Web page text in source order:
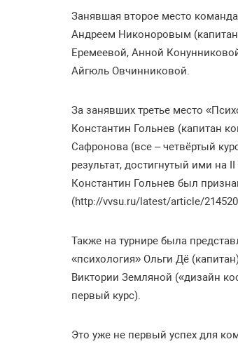
Занявшая второе место
Андреем Никоноровым
Еремеевой, Анной
Айгюль Овчинниковой.
За занявших третье место
Константин Гольнев (капитан
Сафронова (все – четвёртый
результат, достигнутый ими на
Константин Гольнев был
(http://vvsu.ru/latest/article/
Также на турнире была
«психология» Ольги Дё
Виктории Земляной («дизайн
первый курс).
Это уже не первый успех для